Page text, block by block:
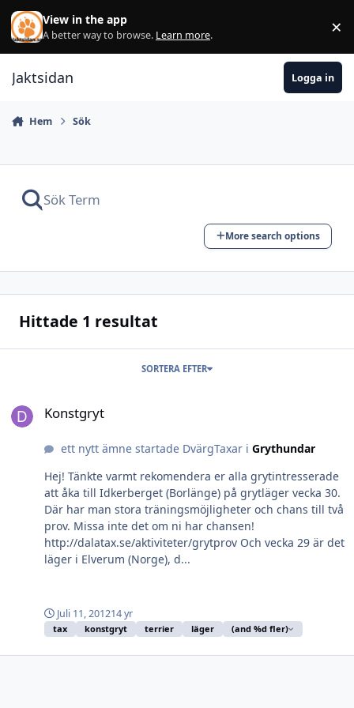
Hoppa till innehåll
View in the app
A better way to browse. Learn more. ×
Jaktsidan Logga in
Hem Sök
More search options
Hittade 1 resultat
SORTERA EFTER
Konstgryt
ett nytt ämne startade DvärgTaxar i Grythundar
Hej! Tänkte varmt rekomendera er alla grytintresserade
att åka till Idkerberget (Borlänge) på grytläger vecka 30.
Där har man stora träningsmöjligheter och chans till två
prov. Missa inte det om ni har chansen!
http://dalatax.se/aktiviteter/grytprov Och vecka 29 är det
läger i Elverum (Norge), d...
Juli 11, 201214 yr
tax konstgryt terrier läger (and %d fler)